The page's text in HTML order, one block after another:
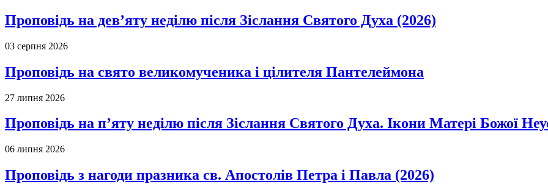
Проповідь на дев’яту неділю після Зіслання Святого Духа (2026)
03 серпня 2026
Проповідь на свято великомученика і цілителя Пантелеймона
27 липня 2026
Проповідь на п’яту неділю після Зіслання Святого Духа. Ікони Матері Божої
06 липня 2026
Проповідь з нагоди празника св. Апостолів Петра і Павла (2026)